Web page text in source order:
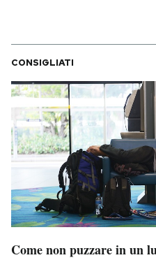
CONSIGLIATI
Come non puzzare in un